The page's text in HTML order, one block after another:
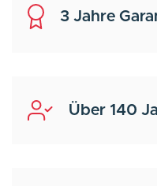
3 Jahre
Über 140